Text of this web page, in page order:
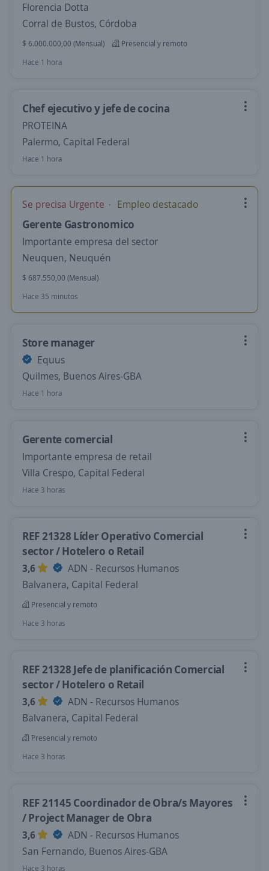
Florencia Dotta
Corral de Bustos, Córdoba
$ 6.000.000,00 (Mensual)
Presencial y remoto
Hace 1 hora
Chef ejecutivo y jefe de cocina
PROTEINA
Palermo, Capital Federal
Hace 1 hora
Se precisa Urgente Empleo destacado
Gerente Gastronomico
Importante empresa del sector
Neuquen, Neuquén
$ 687.550,00 (Mensual)
Hace 35 minutos
Store manager
Equus
Quilmes, Buenos Aires-GBA
Hace 1 hora
Gerente comercial
Importante empresa de retail
Villa Crespo, Capital Federal
Hace 3 horas
REF 21328 Líder Operativo Comercial
sector / Hotelero o Retail
3,6
ADN - Recursos Humanos
Balvanera, Capital Federal
Presencial y remoto
Hace 3 horas
REF 21328 Jefe de planificación Comercial
sector / Hotelero o Retail
3,6
ADN - Recursos Humanos
Balvanera, Capital Federal
Presencial y remoto
Hace 3 horas
REF 21145 Coordinador de Obra/s Mayores
/ Project Manager de Obra
3,6
ADN - Recursos Humanos
San Fernando, Buenos Aires-GBA
Hace 3 horas